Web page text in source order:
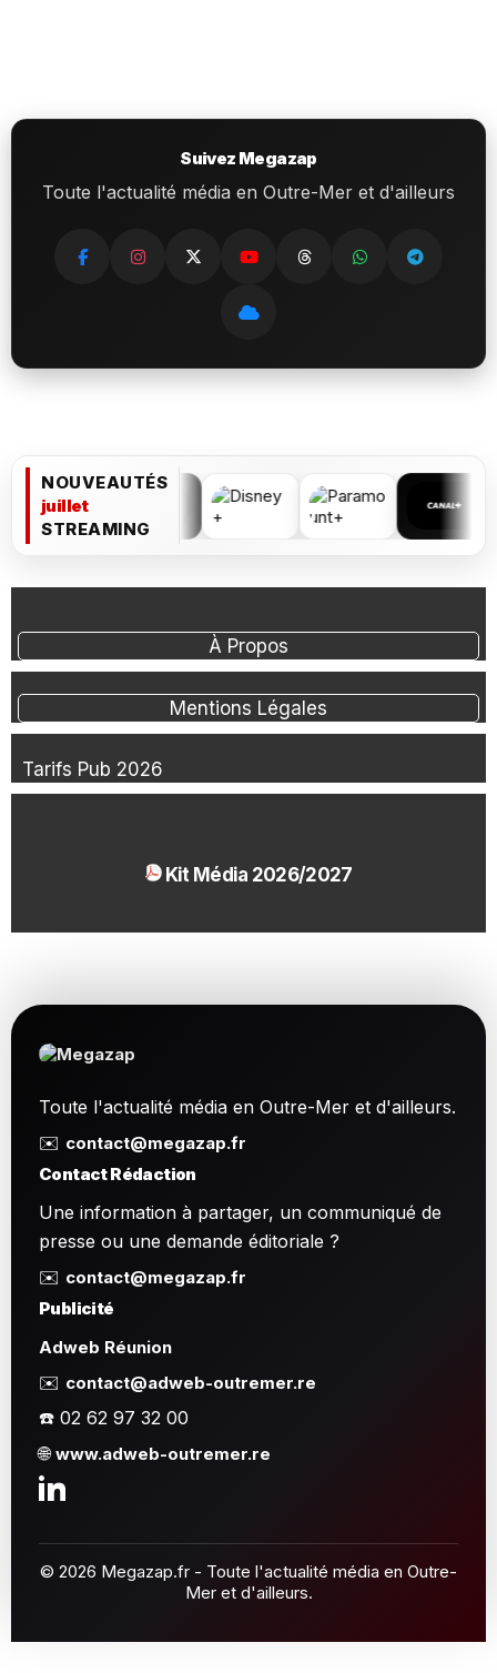
Suivez Megazap
Toute l'actualité média en Outre-Mer et d'ailleurs
NOUVEAUTÉS
juillet
STREAMING
À Propos
Mentions Légales
Tarifs Pub 2026
Kit Média 2026/2027
Toute l'actualité média en Outre-Mer et d'ailleurs.
✉️ contact@megazap.fr
Contact Rédaction
Une information à partager, un communiqué de
presse ou une demande éditoriale ?
✉️ contact@megazap.fr
Publicité
Adweb Réunion
✉️ contact@adweb-outremer.re
☎️ 02 62 97 32 00
🌐www.adweb-outremer.re
© 2026 Megazap.fr - Toute l'actualité média en Outre-
Mer et d'ailleurs.